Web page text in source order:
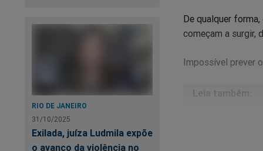
RIO DE JANEIRO
31/10/2025
Exilada, juíza Ludmila expõe
o avanço da violência no
De qualquer
começam a surgir,
Impossível prever